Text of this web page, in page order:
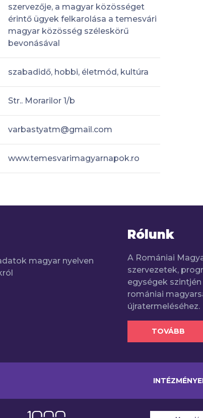
szervezője, a magyar közösséget
érintő ügyek felkarolása a temesvári
magyar közösség széleskörű
bevonásával
szabadidő, hobbi, életmód, kultúra
Str.. Morarilor 1/b
varbastyatm@gmail.com
www.temesvarimagyarnapok.ro
magyar nyelven
Rólunk
A Romániai
szervezetek,
egységek
romániai
újratermeléséhez.
TOVÁBB